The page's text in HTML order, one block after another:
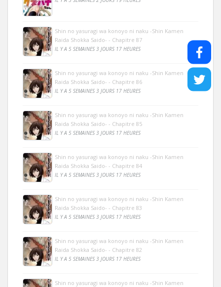
Shin no yasuragi wa konoyo ni naku -Shin Kamen
Raida Shokka Saido- - Chapitre 87
IL Y A 5 SEMAINES 3 JOURS 17 HEURES
Shin no yasuragi wa konoyo ni naku -Shin Kamen
Raida Shokka Saido- - Chapitre 86
IL Y A 5 SEMAINES 3 JOURS 17 HEURES
Shin no yasuragi wa konoyo ni naku -Shin Kamen
Raida Shokka Saido- - Chapitre 85
IL Y A 5 SEMAINES 3 JOURS 17 HEURES
Shin no yasuragi wa konoyo ni naku -Shin Kamen
Raida Shokka Saido- - Chapitre 84
IL Y A 5 SEMAINES 3 JOURS 17 HEURES
Shin no yasuragi wa konoyo ni naku -Shin Kamen
Raida Shokka Saido- - Chapitre 83
IL Y A 5 SEMAINES 3 JOURS 17 HEURES
Shin no yasuragi wa konoyo ni naku -Shin Kamen
Raida Shokka Saido- - Chapitre 82
IL Y A 5 SEMAINES 3 JOURS 17 HEURES
Shin no yasuragi wa konoyo ni naku -Shin Kamen